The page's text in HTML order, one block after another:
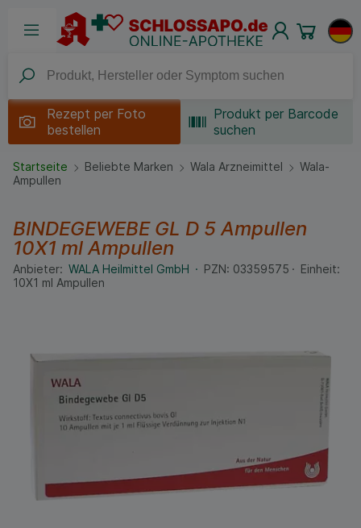
Rezept per Foto
bestellen
Produkt per Barcode
suchen
Startseite Beliebte Marken Wala Arzneimittel
Wala-
Ampullen
BINDEGEWEBE GL D 5 Ampullen
10X1 mlAmpullen
Anbieter: WALA Heilmittel GmbH PZN: 03359575
Einheit:
10X1 ml Ampullen